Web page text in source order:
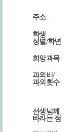
주소
학생
성별/학년
희망과목
과외비/
과외횟수
선생님께
바라는 점